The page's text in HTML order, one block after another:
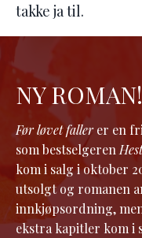
takke ja til.
NY ROMAN!
Før løvet fallerer en
som bestselgeren
kom i salg i oktober
utsolgt og romanen
innkjøpsordning,
ekstra kapitler kom i